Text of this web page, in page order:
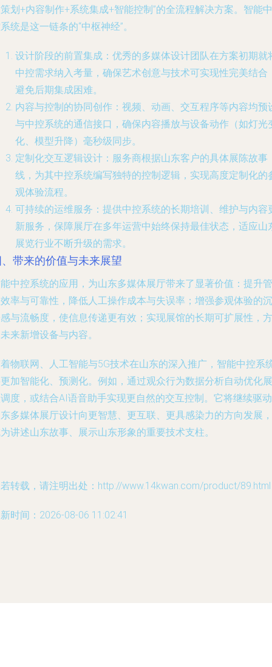
划+内容制作+系统集成+智能控制”的全流程解决方案。智能中
统是这一链条的“中枢神经”。
设计阶段的前置集成 ：优秀的多媒体设计团队在方案初期就
中控需求纳入考量，确保艺术创意与技术可实现性完美结合
避免后期集成困难。
内容与控制的协同创作 ：视频、动画、交互程序等内容均预
与中控系统的通信接口，确保内容播放与设备动作（如灯光
化、模型升降）毫秒级同步。
定制化交互逻辑设计 ：服务商根据山东客户的具体展陈故事
线，为其中控系统编写独特的控制逻辑，实现高度定制化的
观体验流程。
可持续的运维服务 ：提供中控系统的长期培训、维护与内容
新服务，保障展厅在多年运营中始终保持最佳状态，适应山
展览行业不断升级的需求。
带来的价值与未来展望
中控系统的应用，为山东多媒体展厅带来了显著价值： 提升管
率与可靠性 ，降低人工操作成本与失误率； 增强参观体验的沉
与流畅度 ，使信息传递更有效； 实现展馆的长期可扩展性 ，方
来新增设备与内容。
物联网、人工智能与5G技术在山东的深入推广，智能中控系
加智能化、预测化。例如，通过观众行为数据分析自动优化展
度，或结合AI语音助手实现更自然的交互控制。它将继续驱动
多媒体展厅设计向更智慧、更互联、更具感染力的方向发展，
讲述山东故事、展示山东形象的重要技术支柱。
转载，请注明出处：http://www.14kwan.com/product/89.html
时间：2026-08-06 11:02:41